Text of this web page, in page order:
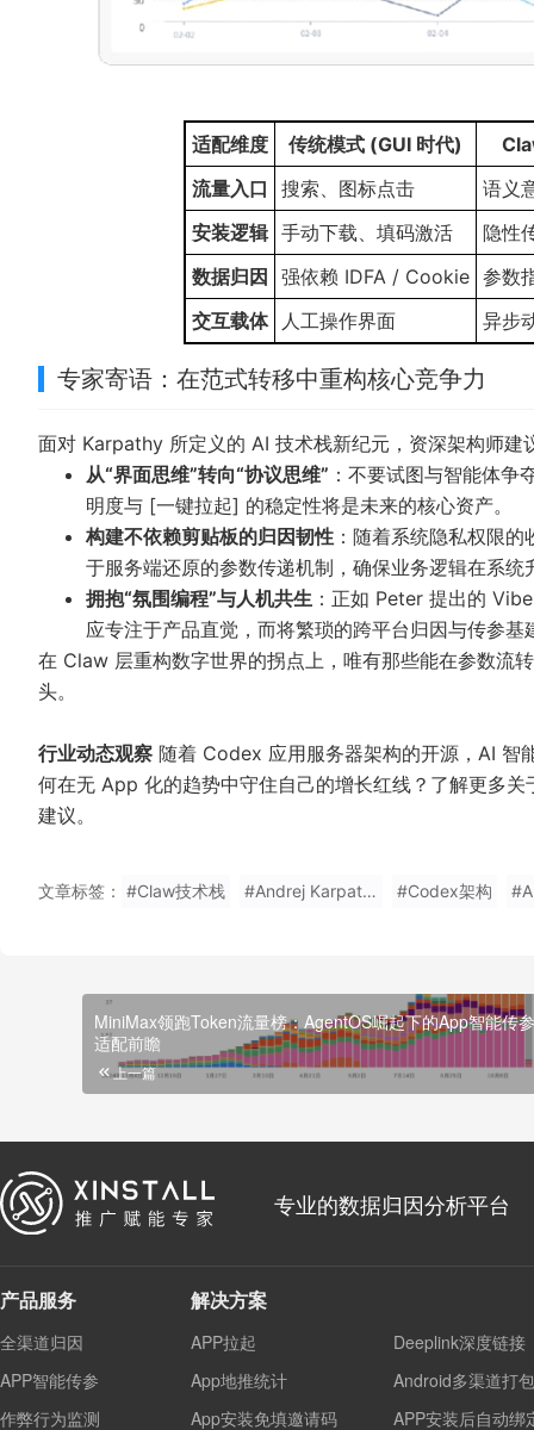
适配维度 传统模式 (GUI 时代)
流量入口
搜索、图标点击
语义
安装逻辑 手动下载、填码激活
隐性
数据归因
强依赖 IDFA / Cookie 参数
交互载体
人工操作界面 异步
专家寄语：在范式转移中重构核心竞争力
面对 Karpathy 所定义的 AI 技术栈新纪元，资深架构师
从“界面思维”转向“协议思维” ：不要试图与智能体
明度与 [一键拉起] 的稳定性将是未来的核心资产。
构建不依赖剪贴板的归因韧性 ：随着系统隐私权限
于服务端还原的参数传递机制，确保业务逻辑在系统
拥抱“氛围编程”与人机共生 ：正如 Peter 提出的
应专注于产品直觉，而将繁琐的跨平台归因与传参
在 Claw 层重构数字世界的拐点上，唯有那些能在参数流
头。
行业动态观察 随着 Codex 应用服务器架构的开源，AI 智
何在无 App 化的趋势中守住自己的增长红线？了解更多
建议。
文章标签： #Claw技术栈 #Andrej Karpathy #Codex架构
MiniMax领跑Token流量榜：AgentOS崛起下的App智能传参
适配前瞻
上一篇
专业的数据归因分析平台
产品服务
全渠道归因
APP智能传参
作弊行为监测
解决方案
APP拉起
Deeplink深度链接
App地推统计
Android多渠道打包
App安装免填邀请码
APP安装后自动绑